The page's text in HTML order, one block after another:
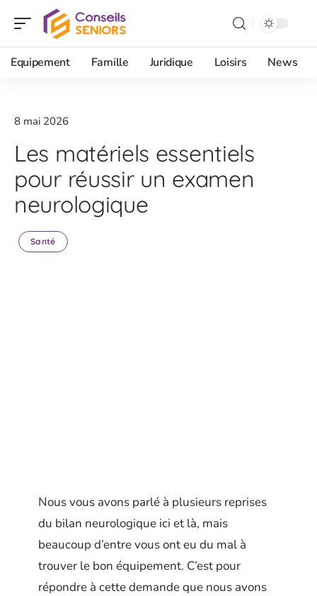
Equipement Famille Juridique Loisirs News
8 mai 2026
Les matériels essentiels
pour réussir un examen
neurologique
Santé
Nous vous avons parlé à plusieurs reprises
du bilan neurologique ici et là, mais
beaucoup d’entre vous ont eu du mal à
trouver le bon équipement. C’est pour
répondre à cette demande que nous avons